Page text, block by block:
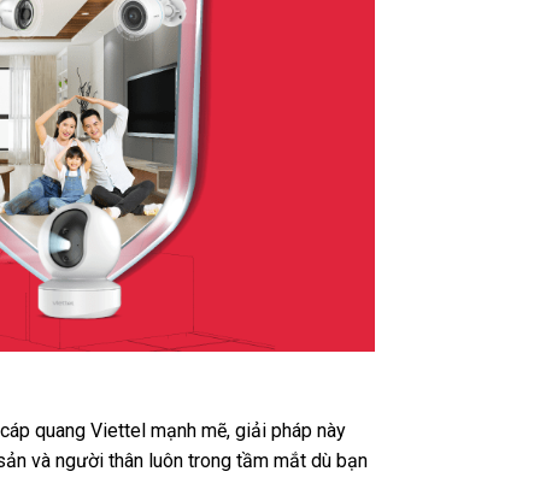
quang Viettel mạnh mẽ, giải pháp này
và người thân luôn trong tầm mắt dù bạn